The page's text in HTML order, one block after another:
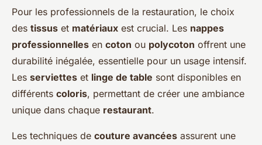
Pour les professionnels de la restauration, le choix
des tissus et matériaux est crucial. Les nappes
professionnelles en coton ou polycoton offrent une
durabilité inégalée, essentielle pour un usage intensif.
Les serviettes et linge de table sont disponibles en
différents coloris, permettant de créer une ambiance
unique dans chaque restaurant.
Les techniques de couture avancées assurent une